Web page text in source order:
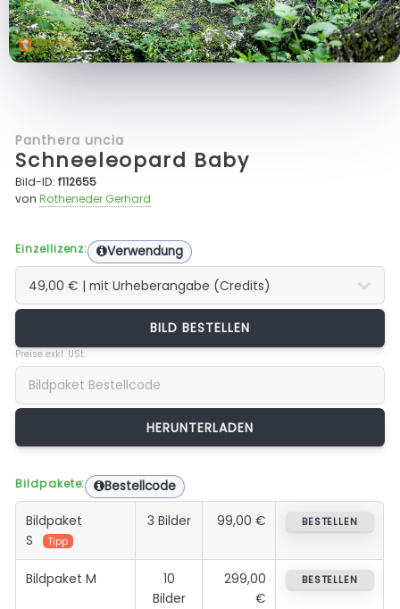
Panthera uncia
Schneeleopard Baby
Bild-ID:f112655
vonRotheneder Gerhard
Einzellizenz: Verwendung
BILD BESTELLEN
Preise exkl. USt.
Bildpakete: Bestellcode
Bildpaket
S
Tipp
3 Bilder 99,00 € BESTELLEN
Bildpaket M
10
Bilder
299,00
€
BESTELLEN